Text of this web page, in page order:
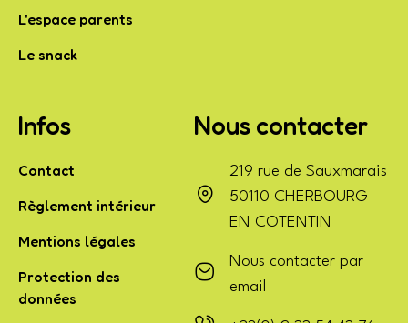
L'espace parents
Le snack
Infos
Contact
Règlement intérieur
Mentions légales
Protection des
données
Nous contacter
219 rue de Sauxmarais
50110 CHERBOURG
EN COTENTIN
Nous contacter par
email